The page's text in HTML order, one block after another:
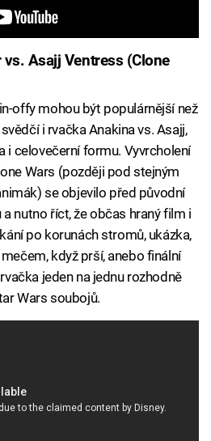
Asajj Ventress (Clone
offy mohou být populárnější než
i rvačka Anakina vs. Asajj,
i celovečerní formu. Vyvrcholení
Wars (později pod stejným
se objevilo před původní
nutno říct, že občas hraný film i
po korunách stromů, ukázka,
když prší, anebo finální
jeden na jednu rozhodně
Wars soubojů.